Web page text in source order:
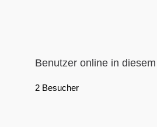
Benutzer online in
2 Besucher